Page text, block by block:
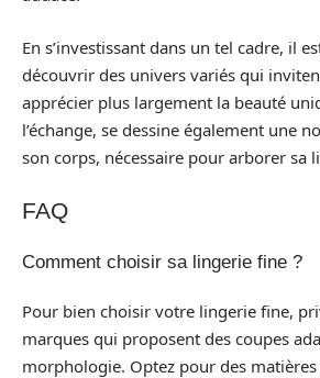
En s’investissant dans un tel cadre, il
découvrir des univers variés qui
apprécier plus largement la beauté
l’échange, se dessine également une
son corps, nécessaire pour arborer sa
FAQ
Comment choisir sa lingerie fine ?
Pour bien choisir votre lingerie fine,
marques qui proposent des coupes
morphologie. Optez pour des